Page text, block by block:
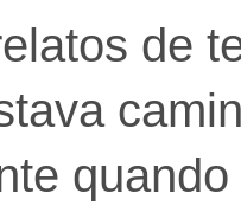
de